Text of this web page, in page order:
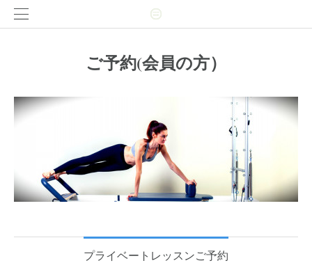
ご予約(会員の方）
プライベートレッスンご予約